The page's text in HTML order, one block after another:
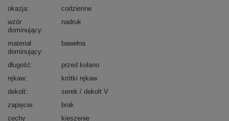
okazja
codzienne
wzór
dominujący
nadruk
materiał
dominujący
bawełna
długość
przed kolano
rękaw
krótki rękaw
dekolt
serek / dekolt V
zapięcie
brak
cechy
kieszenie